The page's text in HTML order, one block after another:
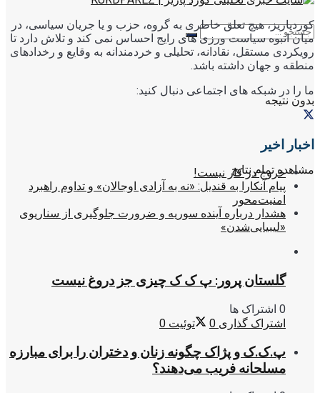
بدون نتیجه
مشاهده تمام نتایج
کوردپاریز، هیچ تعلق خاطری به گروه، حزب و یا جریان سیاسی، در
میان انبوه سیاست ورزی های رایج احساس نمی کند و تلاش دارد تا
رویکردی مستقل، نقادانه، تحلیلی و خردمندانه به وقایع و رخدادهای
منطقه و جهان داشته باشد.
ما را در شبکه های اجتماعی دنبال کنید:
اخبار اخیر
خروج در کار نیست!
پیام آنکارا به قندیل: «نه به آزادی اوجالان» و تداوم راهبرد
امنیت‌محور
هشدار درباره آینده سوریه و ضرورت جلوگیری از سناریوی
«لیبیایی‌شدن»
گلستان پرور: پ ک ک چیزی جز دروغ نیست
0 اشتراک ها
اشتراک گذاری 0 توئیت 0
پ.ک.ک و پژاک چگونه زنان و دختران را برای مبارزه
مسلحانه فریب می‌دهند؟